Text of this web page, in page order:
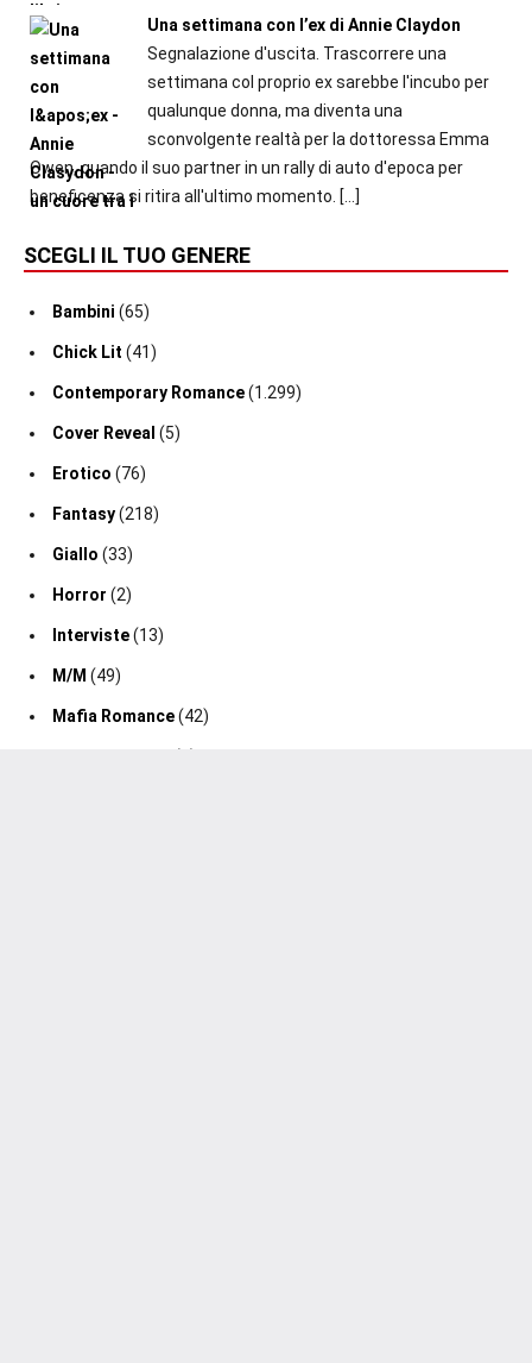
Una settimana con l’ex di Annie Claydon
Segnalazione d'uscita. Trascorrere una
settimana col proprio ex sarebbe l'incubo per
qualunque donna, ma diventa una
sconvolgente realtà per la dottoressa Emma
Owen, quando il suo partner in un rally di auto d'epoca per
beneficenza si ritira all'ultimo momento. […]
SCEGLI IL TUO GENERE
Bambini (65)
Chick Lit (41)
Contemporary Romance(1.299)
Cover Reveal (5)
Erotico (76)
Fantasy(218)
Giallo (33)
Horror (2)
Interviste(13)
M/M (49)
Mafia Romance(42)